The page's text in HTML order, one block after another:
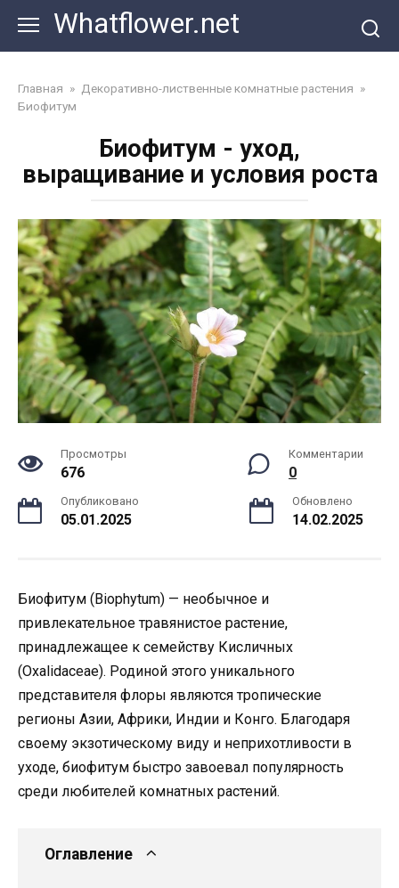
Перейти
контенту
Whatflower.net
Главная » Декоративно-лиственные комнатные растения »
Биофитум
Биофитум - уход,
выращивание и условия роста
Просмотры
676
Комментарии
0
Опубликовано
05.01.2025
Обновлено
14.02.2025
Биофитум (Biophytum) — необычное и
привлекательное травянистое растение,
принадлежащее к семейству Кисличных
(Oxalidaceae). Родиной этого уникального
представителя флоры являются тропические
регионы Азии, Африки, Индии и Конго. Благодаря
своему экзотическому виду и неприхотливости в
уходе, биофитум быстро завоевал популярность
среди любителей комнатных растений.
Оглавление